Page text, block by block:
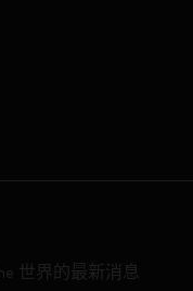
世界的最新消息